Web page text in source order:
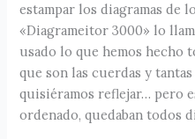
estampar los diagramas de
«Diagrameitor 3000» lo
usado lo que hemos hecho
que son las cuerdas y
quisiéramos reflejar… pero
ordenado, quedaban todos